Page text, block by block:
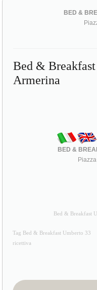
BED &
Bed &
Armerina
BED &
Bed & Breakfast
Tag Bed & Breakfast Umberto 33
ricettiva